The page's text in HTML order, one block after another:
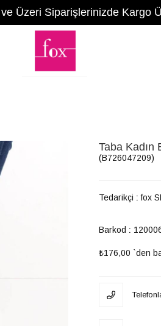
Üzeri Siparişlerinizde Kargo
Taba Kadın
(B726047209)
Tedarikçi : fox
Barkod :
₺176,00 `den